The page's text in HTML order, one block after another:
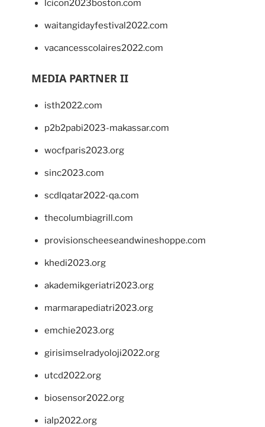
lcicon2023boston.com
waitangidayfestival2022.com
vacancesscolaires2022.com
MEDIA PARTNER II
isth2022.com
p2b2pabi2023-makassar.com
wocfparis2023.org
sinc2023.com
scdlqatar2022-qa.com
thecolumbiagrill.com
provisionscheeseandwineshoppe.com
khedi2023.org
akademikgeriatri2023.org
marmarapediatri2023.org
emchie2023.org
girisimselradyoloji2022.org
utcd2022.org
biosensor2022.org
ialp2022.org